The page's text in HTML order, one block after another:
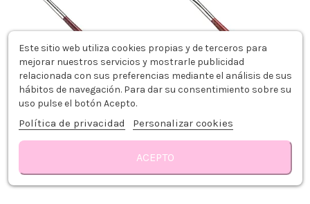
POLLIÉ PINCEL ACRÍLICO KOLINSKY
N° 6
5,49 €
POLLIÉ PINCEL ACRÍLICO KOLINSKY
N° 8
8,39 €
Este sitio web utiliza cookies propias y de terceros para
mejorar nuestros servicios y mostrarle publicidad
relacionada con sus preferencias mediante el análisis de sus
hábitos de navegación. Para dar su consentimiento sobre su
uso pulse el botón Acepto.
Política de privacidad Personalizar cookies
ACEPTO